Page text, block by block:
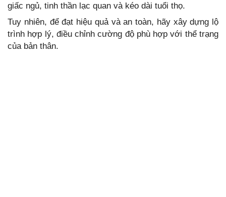
giấc ngủ, tinh thần lạc quan và kéo dài tuổi thọ.
Tuy nhiên, để đạt hiệu quả và an toàn, hãy xây dựng lộ
trình hợp lý, điều chỉnh cường độ phù hợp với thể trạng
của bản thân.